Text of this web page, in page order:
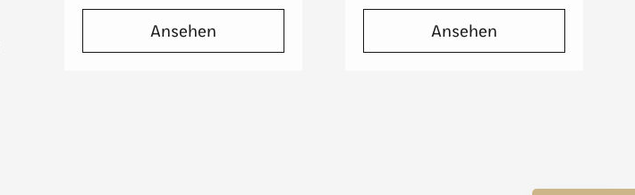
Ansehen Ansehen